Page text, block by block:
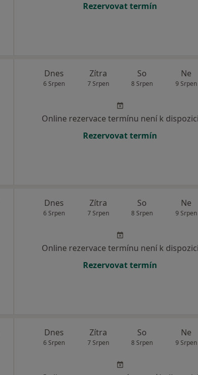
Rezervovat termín
Dnes
6 Srpen
Zítra
7 Srpen
So
8 Srpen
Ne
9 Srpen
Online rezervace termínu není k dispozici
Rezervovat termín
Dnes
6 Srpen
Zítra
7 Srpen
So
8 Srpen
Ne
9 Srpen
Online rezervace termínu není k dispozici
Rezervovat termín
Dnes
6 Srpen
Zítra
7 Srpen
So
8 Srpen
Ne
9 Srpen